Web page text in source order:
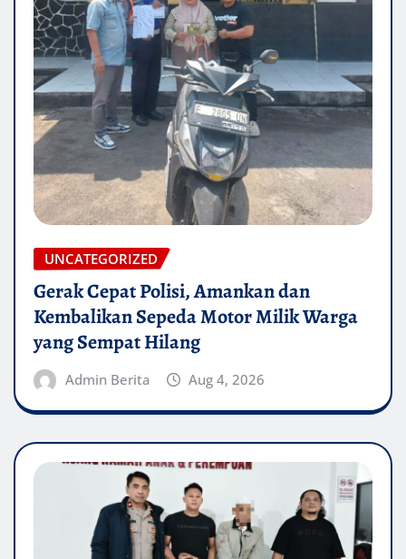
UNCATEGORIZED
Gerak Cepat Polisi, Amankan dan
Kembalikan Sepeda Motor Milik Warga
yang Sempat Hilang
Admin Berita Aug 4, 2026